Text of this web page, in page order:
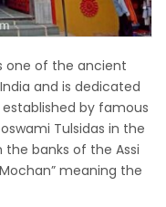
one of the ancient
and is dedicated
by famous
Tulsidas in the
banks of the Assi
meaning the